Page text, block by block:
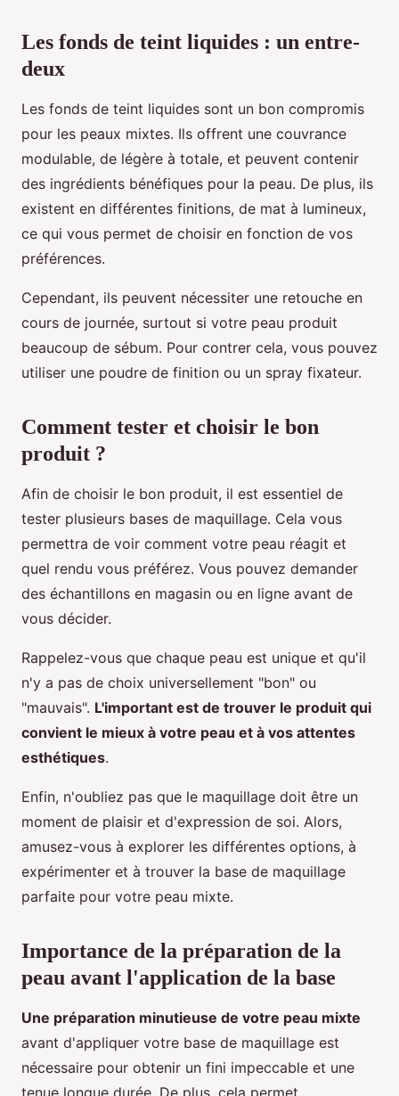
Les fonds de teint liquides : un entre-
deux
Les fonds de teint liquides sont un bon compromis
pour les peaux mixtes. Ils offrent une couvrance
modulable, de légère à totale, et peuvent contenir
des ingrédients bénéfiques pour la peau. De plus, ils
existent en différentes finitions, de mat à lumineux,
ce qui vous permet de choisir en fonction de vos
préférences.
Cependant, ils peuvent nécessiter une retouche en
cours de journée, surtout si votre peau produit
beaucoup de sébum. Pour contrer cela, vous pouvez
utiliser une poudre de finition ou un spray fixateur.
Comment tester et choisir le bon
produit ?
Afin de choisir le bon produit, il est essentiel de
tester plusieurs bases de maquillage. Cela vous
permettra de voir comment votre peau réagit et
quel rendu vous préférez. Vous pouvez demander
des échantillons en magasin ou en ligne avant de
vous décider.
Rappelez-vous que chaque peau est unique et qu'il
n'y a pas de choix universellement "bon" ou
"mauvais". L'important est de trouver le produit qui
convient le mieux à votre peau et à vos attentes
esthétiques.
Enfin, n'oubliez pas que le maquillage doit être un
moment de plaisir et d'expression de soi. Alors,
amusez-vous à explorer les différentes options, à
expérimenter et à trouver la base de maquillage
parfaite pour votre peau mixte.
Importance de la préparation de la
peau avant l'application de la base
Une préparation minutieuse de votre peau mixte
avant d'appliquer votre base de maquillage est
nécessaire pour obtenir un fini impeccable et une